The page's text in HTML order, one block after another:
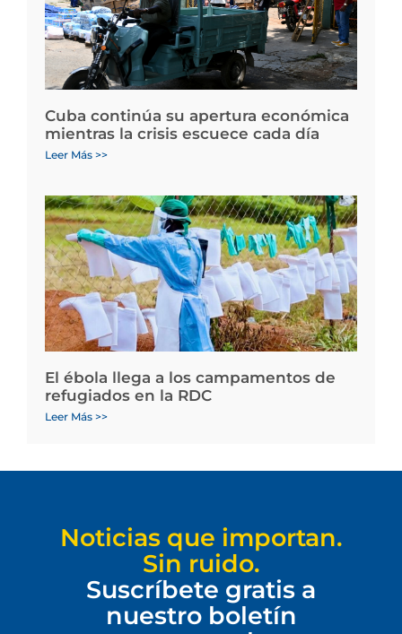
Cuba continúa su apertura económica
mientras la crisis escuece cada día
Leer Más >>
El ébola llega a los campamentos de
refugiados en la RDC
Leer Más >>
Noticias que importan.
Sin ruido.
Suscríbete gratis a
nuestro boletín